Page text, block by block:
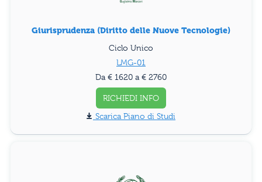
Giurisprudenza (Diritto delle Nuove Tecnologie)
Ciclo Unico
LMG-01
Da € 1620 a € 2760
RICHIEDI INFO
Piano di Studi